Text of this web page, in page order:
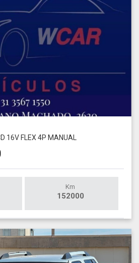
16V FLEX 4P MANUAL
Km
152000